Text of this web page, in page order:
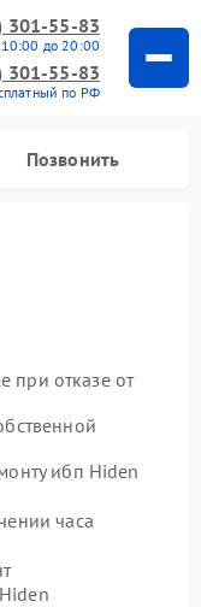
301-55-83
10:00 до 20:00
301-55-83
по РФ
Позвонить
при отказе от
ибп Hiden
часа